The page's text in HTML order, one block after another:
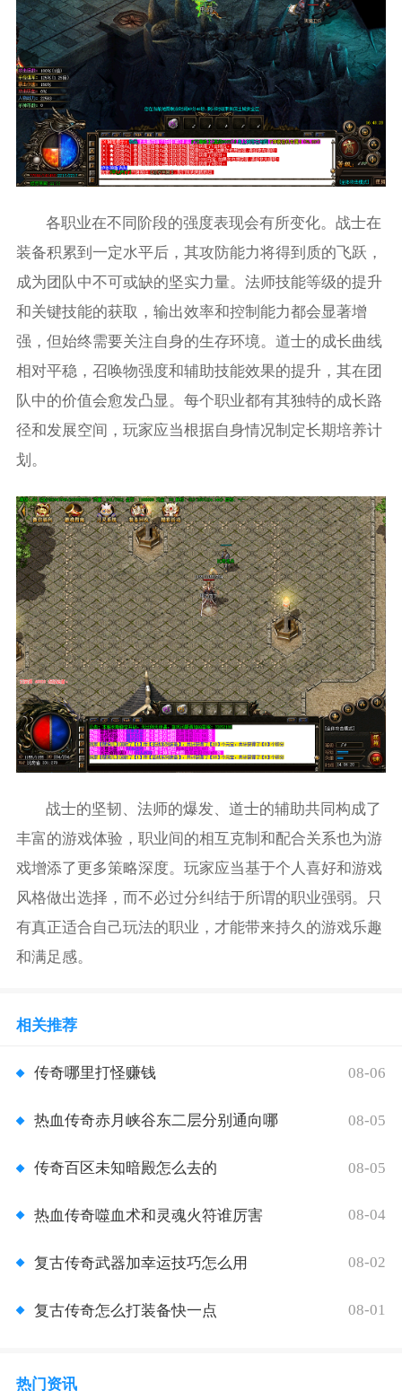
各职业在不同阶段的强度表现会有所变化。战士在
装备积累到一定水平后，其攻防能力将得到质的飞跃，
成为团队中不可或缺的坚实力量。法师技能等级的提升
和关键技能的获取，输出效率和控制能力都会显著增
强，但始终需要关注自身的生存环境。道士的成长曲线
相对平稳，召唤物强度和辅助技能效果的提升，其在团
队中的价值会愈发凸显。每个职业都有其独特的成长路
径和发展空间，玩家应当根据自身情况制定长期培养计
划。
战士的坚韧、法师的爆发、道士的辅助共同构成了
丰富的游戏体验，职业间的相互克制和配合关系也为游
戏增添了更多策略深度。玩家应当基于个人喜好和游戏
风格做出选择，而不必过分纠结于所谓的职业强弱。只
有真正适合自己玩法的职业，才能带来持久的游戏乐趣
和满足感。
相关推荐
传奇哪里打怪赚钱 08-06
热血传奇赤月峡谷东二层分别通向哪 08-05
传奇百区未知暗殿怎么去的 08-05
热血传奇噬血术和灵魂火符谁厉害 08-04
复古传奇武器加幸运技巧怎么用 08-02
复古传奇怎么打装备快一点 08-01
热门资讯